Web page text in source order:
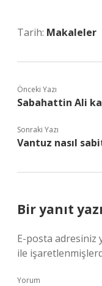
Tarih: Makaleler
Önceki Yazı
Sabahattin Ali
Sonraki Yazı
Vantuz nasıl
Bir yanıt
E-posta adresiniz
ile
Yorum